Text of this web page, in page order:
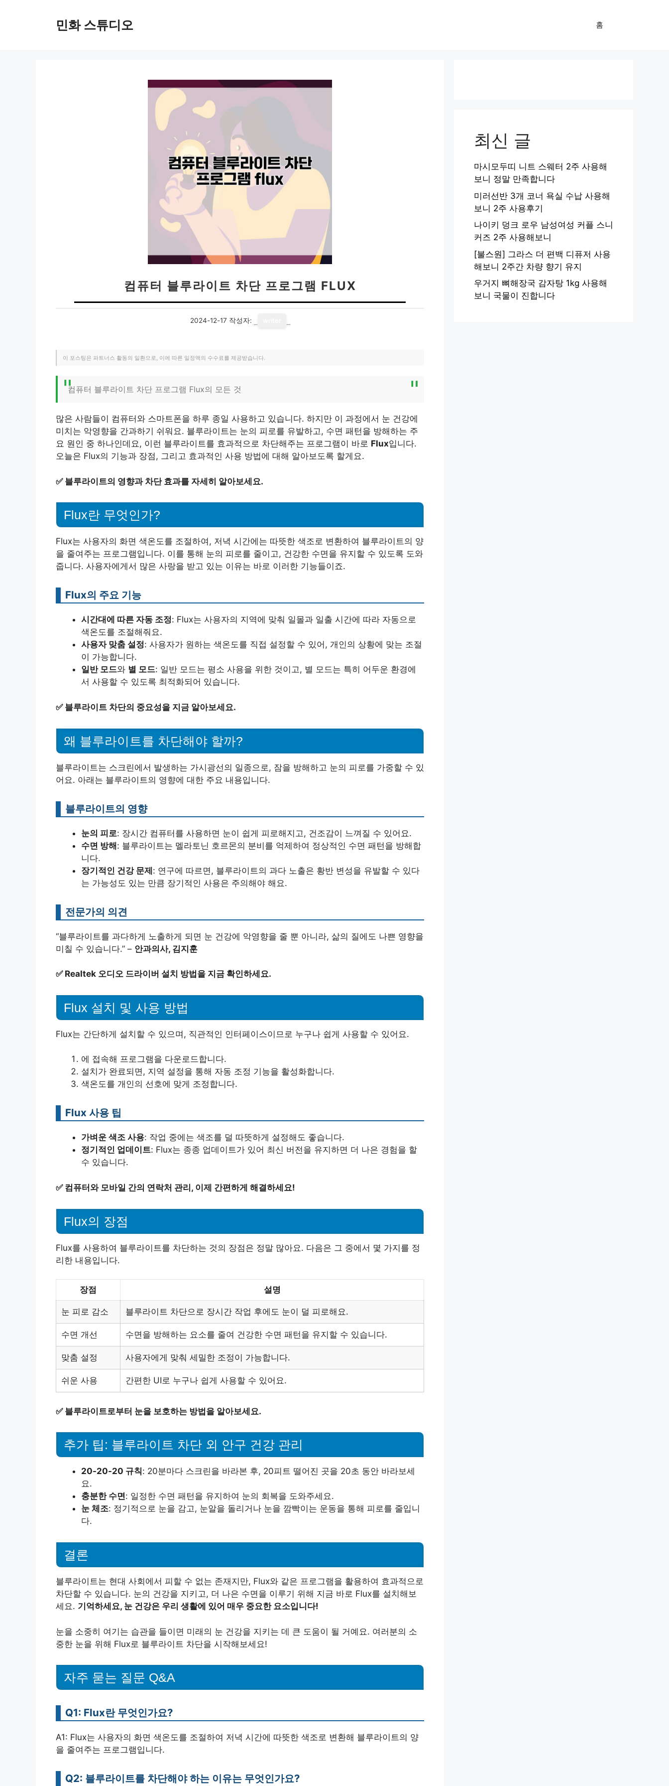
민화 스튜디오 홈
컴퓨터 블루라이트 차단 프로그램 FLUX
2024-12-17 작성자:
이 포스팅은 파트너스 활동의 일환으로, 이에 따른 일정액의 수수료를 제공받습니다.
컴퓨터 블루라이트 차단 프로그램 Flux의 모든 것
많은 사람들이 컴퓨터와 스마트폰을 하루 종일 사용하고 있습니다. 하지만 이 과정에서 눈 건강에
미치는 악영향을 간과하기 쉬워요. 블루라이트는 눈의 피로를 유발하고, 수면 패턴을 방해하는 주
요 원인 중 하나인데요, 이런 블루라이트를 효과적으로 차단해주는 프로그램이 바로 Flux입니다.
오늘은 Flux의 기능과 장점, 그리고 효과적인 사용 방법에 대해 알아보도록 할게요.
✅ 블루라이트의 영향과 차단 효과를 자세히 알아보세요.
Flux란 무엇인가?
Flux는 사용자의 화면 색온도를 조절하여, 저녁 시간에는 따뜻한 색조로 변환하여 블루라이트의 양
을 줄여주는 프로그램입니다. 이를 통해 눈의 피로를 줄이고, 건강한 수면을 유지할 수 있도록 도와
줍니다. 사용자에게서 많은 사랑을 받고 있는 이유는 바로 이러한 기능들이죠.
Flux의 주요 기능
시간대에 따른 자동 조정: Flux는 사용자의 지역에 맞춰 일몰과 일출 시간에 따라 자동으로
색온도를 조절해줘요.
사용자 맞춤 설정: 사용자가 원하는 색온도를 직접 설정할 수 있어, 개인의 상황에 맞는 조절
이 가능합니다.
일반 모드와 별 모드: 일반 모드는 평소 사용을 위한 것이고, 별 모드는 특히 어두운 환경에
서 사용할 수 있도록 최적화되어 있습니다.
✅ 블루라이트 차단의 중요성을 지금 알아보세요.
왜 블루라이트를 차단해야 할까?
블루라이트는 스크린에서 발생하는 가시광선의 일종으로, 잠을 방해하고 눈의 피로를 가중할 수 있
어요. 아래는 블루라이트의 영향에 대한 주요 내용입니다.
블루라이트의 영향
눈의 피로: 장시간 컴퓨터를 사용하면 눈이 쉽게 피로해지고, 건조감이 느껴질 수 있어요.
수면 방해: 블루라이트는 멜라토닌 호르몬의 분비를 억제하여 정상적인 수면 패턴을 방해합
니다.
장기적인 건강 문제: 연구에 따르면, 블루라이트의 과다 노출은 황반 변성을 유발할 수 있다
는 가능성도 있는 만큼 장기적인 사용은 주의해야 해요.
전문가의 의견
“블루라이트를 과다하게 노출하게 되면 눈 건강에 악영향을 줄 뿐 아니라, 삶의 질에도 나쁜 영향을
미칠 수 있습니다.” – 안과의사, 김지훈
✅ Realtek 오디오 드라이버 설치 방법을 지금 확인하세요.
Flux 설치 및 사용 방법
Flux는 간단하게 설치할 수 있으며, 직관적인 인터페이스이므로 누구나 쉽게 사용할 수 있어요.
에 접속해 프로그램을 다운로드합니다.
설치가 완료되면, 지역 설정을 통해 자동 조정 기능을 활성화합니다.
색온도를 개인의 선호에 맞게 조정합니다.
Flux 사용 팁
가벼운 색조 사용: 작업 중에는 색조를 덜 따뜻하게 설정해도 좋습니다.
정기적인 업데이트: Flux는 종종 업데이트가 있어 최신 버전을 유지하면 더 나은 경험을 할
수 있습니다.
✅ 컴퓨터와 모바일 간의 연락처 관리, 이제 간편하게 해결하세요!
Flux의 장점
Flux를 사용하여 블루라이트를 차단하는 것의 장점은 정말 많아요. 다음은 그 중에서 몇 가지를 정
리한 내용입니다.
장점 설명
눈 피로 감소 블루라이트 차단으로 장시간 작업 후에도 눈이 덜 피로해요.
수면 개선 수면을 방해하는 요소를 줄여 건강한 수면 패턴을 유지할 수 있습니다.
맞춤 설정 사용자에게 맞춰 세밀한 조정이 가능합니다.
쉬운 사용 간편한 UI로 누구나 쉽게 사용할 수 있어요.
✅ 블루라이트로부터 눈을 보호하는 방법을 알아보세요.
추가 팁: 블루라이트 차단 외 안구 건강 관리
20-20-20 규칙: 20분마다 스크린을 바라본 후, 20피트 떨어진 곳을 20초 동안 바라보세
요.
충분한 수면: 일정한 수면 패턴을 유지하여 눈의 회복을 도와주세요.
눈 체조: 정기적으로 눈을 감고, 눈알을 돌리거나 눈을 깜빡이는 운동을 통해 피로를 줄입니
다.
결론
블루라이트는 현대 사회에서 피할 수 없는 존재지만, Flux와 같은 프로그램을 활용하여 효과적으로
차단할 수 있습니다. 눈의 건강을 지키고, 더 나은 수면을 이루기 위해 지금 바로 Flux를 설치해보
세요. 기억하세요, 눈 건강은 우리 생활에 있어 매우 중요한 요소입니다!
눈을 소중히 여기는 습관을 들이면 미래의 눈 건강을 지키는 데 큰 도움이 될 거예요. 여러분의 소
중한 눈을 위해 Flux로 블루라이트 차단을 시작해보세요!
자주 묻는 질문 Q&A
Q1: Flux란 무엇인가요?
A1: Flux는 사용자의 화면 색온도를 조절하여 저녁 시간에 따뜻한 색조로 변환해 블루라이트의 양
을 줄여주는 프로그램입니다.
Q2: 블루라이트를 차단해야 하는 이유는 무엇인가요?
최신 글
마시모두띠 니트 스웨터 2주 사용해
보니 정말 만족합니다
미러선반 3개 코너 욕실 수납 사용해
보니 2주 사용후기
나이키 덩크 로우 남성여성 커플 스니
커즈 2주 사용해보니
[불스원] 그라스 더 편백 디퓨저 사용
해보니 2주간 차량 향기 유지
우거지 뼈해장국 감자탕 1kg 사용해
보니 국물이 진합니다